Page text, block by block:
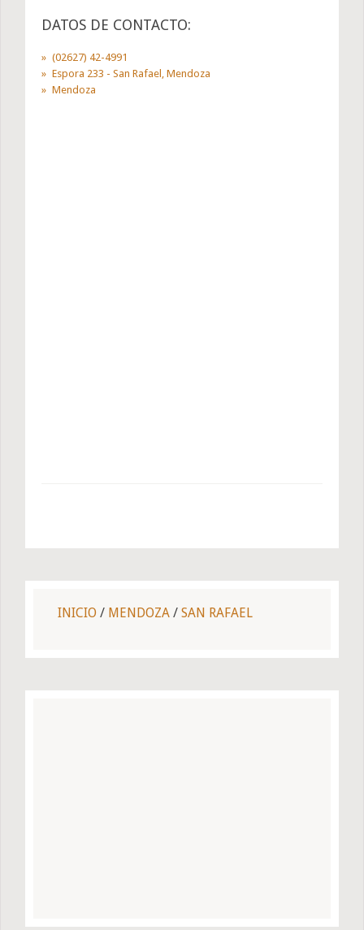
DATOS DE CONTACTO:
(02627) 42-4991
Espora 233 - San Rafael, Mendoza
Mendoza
INICIO / MENDOZA / SAN RAFAEL